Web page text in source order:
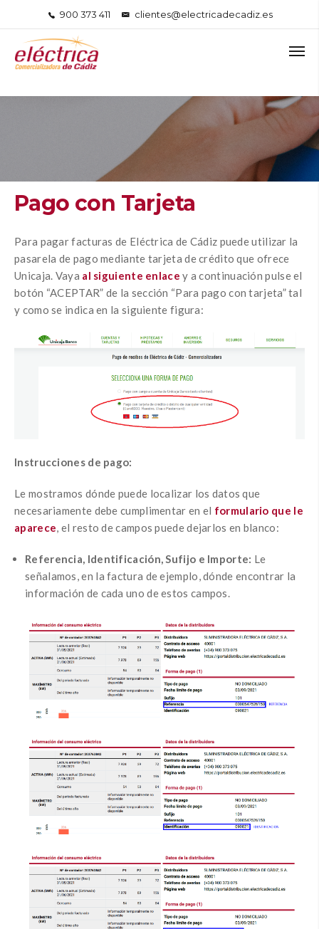
900 373 411 clientes@electricadecadiz.es
Pago con Tarjeta
Para pagar facturas de Eléctrica de Cádiz puede utilizar la
pasarela de pago mediante tarjeta de crédito que ofrece
Unicaja. Vaya al siguiente enlace y a continuación pulse el
botón “ACEPTAR” de la sección “Para pago con tarjeta” tal
y como se indica en la siguiente figura:
Instrucciones de pago:
Le mostramos dónde puede localizar los datos que
necesariamente debe cumplimentar en el formulario que le
aparece, el resto de campos puede dejarlos en blanco:
Referencia, Identificación, Sufijo e Importe: Le
señalamos, en la factura de ejemplo, dónde encontrar la
información de cada uno de estos campos.